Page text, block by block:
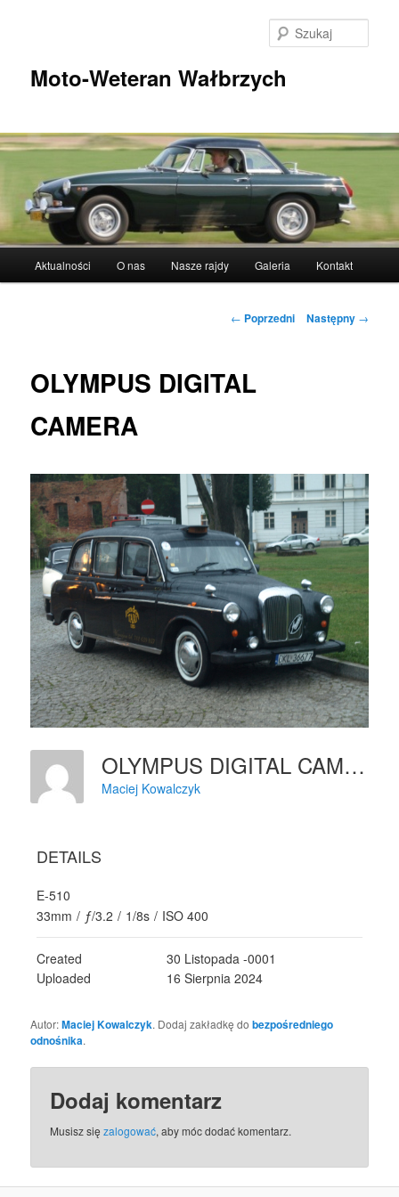
Moto-Weteran Wałbrzych
Aktualności O nas Nasze rajdy Galeria Kontakt
Nawigacja
← Poprzedni Następny →
OLYMPUS DIGITAL
CAMERA
OLYMPUS DIGITAL CAMERA
Maciej Kowalczyk
DETAILS
E-510
33mm / ƒ/3.2 / 1/8s / ISO 400
Created
30 Listopada -0001
Uploaded
16 Sierpnia 2024
Autor:Maciej Kowalczyk. Dodaj zakładkę dobezpośredniego
odnośnika.
Dodaj komentarz
Musisz sięzalogować, aby móc dodać komentarz.